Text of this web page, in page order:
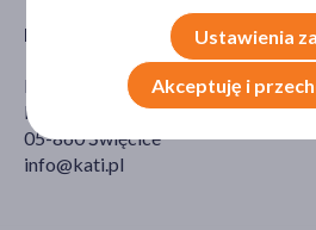
Dystrybutor
Kati
Poznańska 553 C
05-860 Święcice
info@kati.pl
Ustawienia
Akceptuję i